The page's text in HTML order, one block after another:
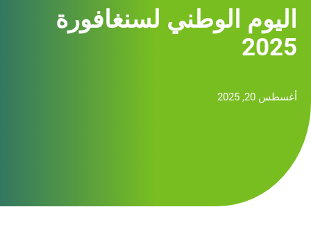
اليوم الوطني لسنغافورة
2025
أغسطس 20, 2025